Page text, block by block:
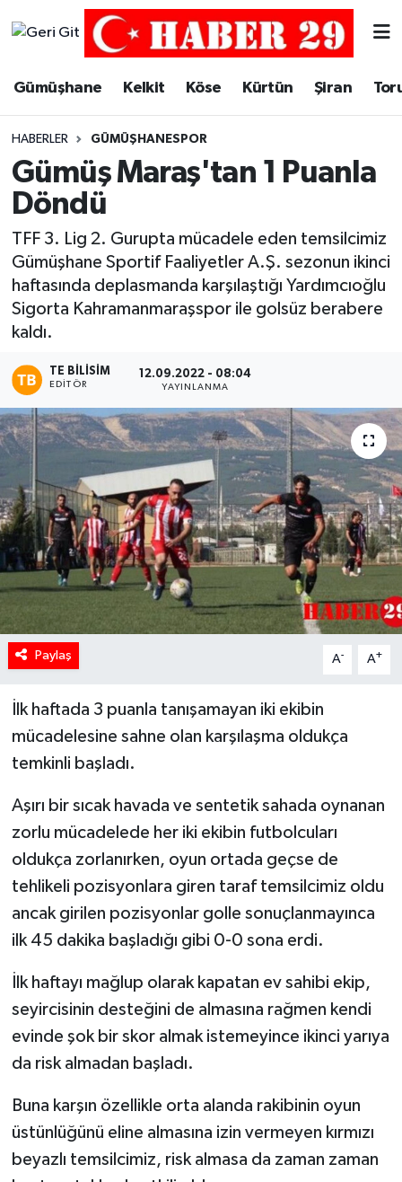
Gümüşhane Kelkit Köse Kürtün Şiran
HABERLER GÜMÜŞHANESPOR
Gümüş Maraş'tan 1 Puanla
Döndü
TFF 3. Lig 2. Gurupta mücadele eden temsilcimiz
Gümüşhane Sportif Faaliyetler A.Ş. sezonun ikinci
haftasında deplasmanda karşılaştığı Yardımcıoğlu
Sigorta Kahramanmaraşspor ile golsüz berabere
kaldı.
TE BILISIM
EDITÖR
12.09.2022 - 08:04
YAYINLANMA
Paylaş A- A+
İlk haftada 3 puanla tanışamayan iki ekibin
mücadelesine sahne olan karşılaşma oldukça
temkinli başladı.
Aşırı bir sıcak havada ve sentetik sahada oynanan
zorlu mücadelede her iki ekibin futbolcuları
oldukça zorlanırken, oyun ortada geçse de
tehlikeli pozisyonlara giren taraf temsilcimiz oldu
ancak girilen pozisyonlar golle sonuçlanmayınca
ilk 45 dakika başladığı gibi 0-0 sona erdi.
İlk haftayı mağlup olarak kapatan ev sahibi ekip,
seyircisinin desteğini de almasına rağmen kendi
evinde şok bir skor almak istemeyince ikinci yarıya
da risk almadan başladı.
Buna karşın özellikle orta alanda rakibinin oyun
üstünlüğünü eline almasına izin vermeyen kırmızı
beyazlı temsilcimiz, risk almasa da zaman zaman
Merkez Trafik Yoğunluk Haritası
Süper Lig Puan Durumu ve Fikstür
Tüm Manşetler
Son Dakika Haberleri
Haber Arşivi